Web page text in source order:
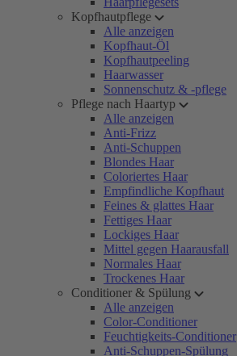
Kopfhautpflege
Alle anzeigen
Kopfhaut-Öl
Kopfhautpeeling
Haarwasser
Sonnenschutz & -pflege
Pflege nach Haartyp
Alle anzeigen
Anti-Frizz
Anti-Schuppen
Blondes Haar
Coloriertes Haar
Empfindliche Kopfhaut
Feines & glattes Haar
Fettiges Haar
Lockiges Haar
Mittel gegen Haarausfall
Normales Haar
Trockenes Haar
Conditioner & Spülung
Alle anzeigen
Color-Conditioner
Feuchtigkeits-Conditioner
Anti-Schuppen-Spülung